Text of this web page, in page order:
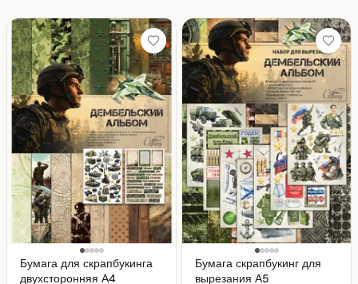
Бумага для скрапбукинга
двухсторонняя А4
Бумага скрапбукинг для
вырезания А5